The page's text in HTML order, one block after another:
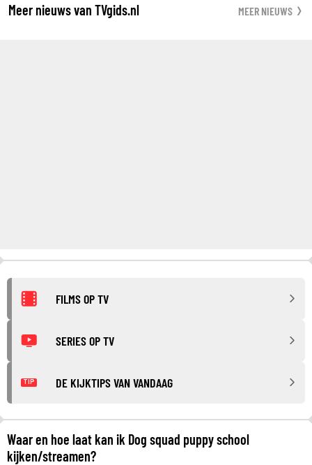
Meer nieuws van TVgids.nl MEER NIEUWS
FILMS OP TV
SERIES OP TV
TIP DE KIJKTIPS VAN VANDAAG
Waar en hoe laat kan ik Dog squad puppy school
kijken/streamen?